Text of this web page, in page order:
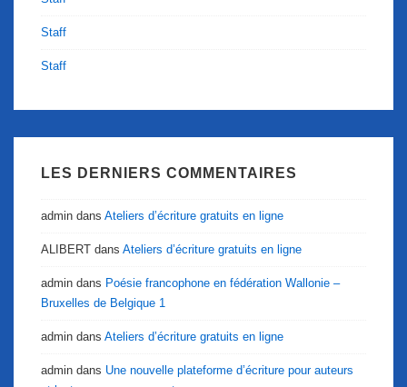
Staff
Staff
LES DERNIERS COMMENTAIRES
admin dans Ateliers d’écriture gratuits en ligne
ALIBERT dans Ateliers d’écriture gratuits en ligne
admin dans Poésie francophone en fédération Wallonie –
Bruxelles de Belgique 1
admin dans Ateliers d’écriture gratuits en ligne
admin dans Une nouvelle plateforme d’écriture pour auteurs